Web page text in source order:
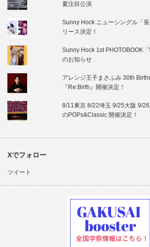
夏注目公演
Sunny Hock ニューシングル「
リース決定！
Sunny Hock 1st PHOTOBOOK
のお知らせ
アレンジ王子まさふみ 30th
『Re:Birth』開催決定！
8/11東京 8/22埼玉 9/25大阪 9/
のPOPs&Classic 開催決定！
Xでフォロー
ツイート